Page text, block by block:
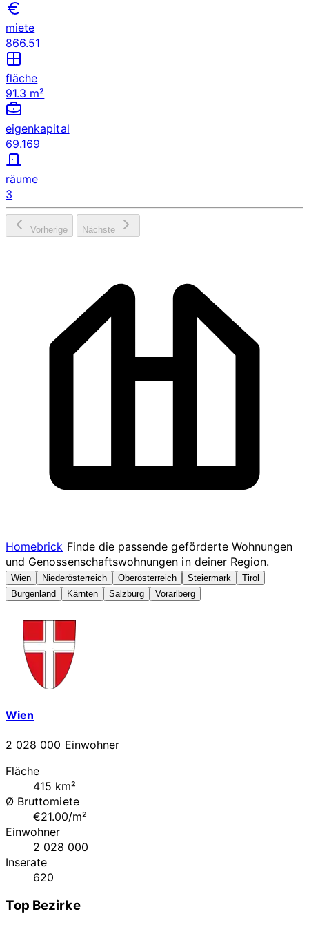
miete
866.51
fläche
91.3 m²
eigenkapital
69.169
räume
3
Vorherige Nächste
Homebrick Finde die passende geförderte Wohnungen
und Genossenschaftswohnungen in deiner Region.
Wien Niederösterreich Oberösterreich Steiermark
Tirol
Burgenland
Kärnten Salzburg Vorarlberg
Wien
2 028 000 Einwohner
Fläche
415 km²
Ø Bruttomiete
€21.00/m²
Einwohner
2 028 000
Inserate
620
Top Bezirke